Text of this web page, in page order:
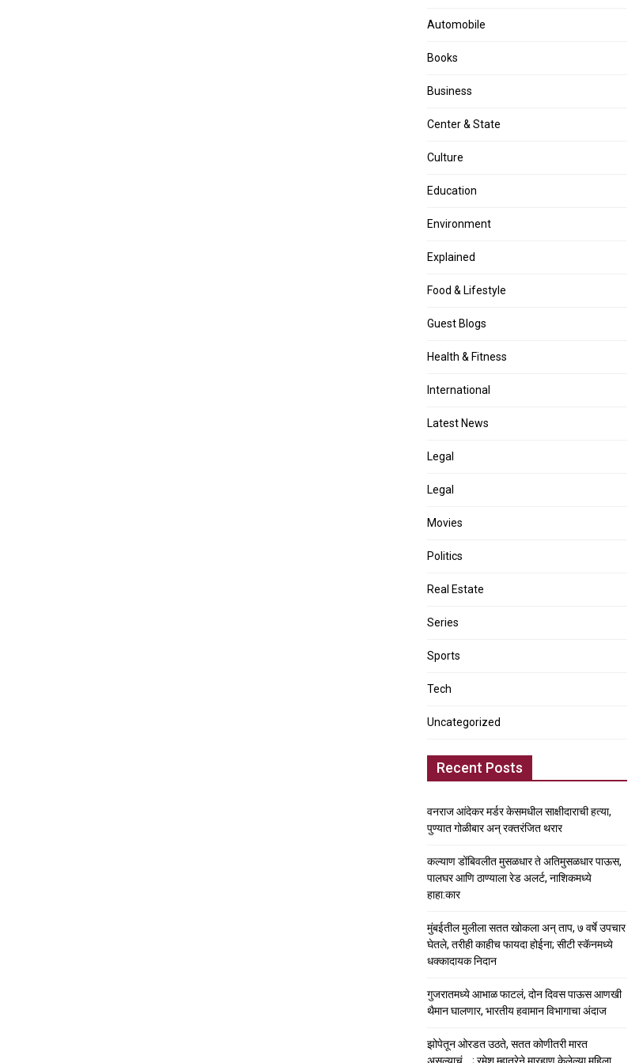
Automobile
Books
Business
Center & State
Culture
Education
Environment
Explained
Food & Lifestyle
Guest Blogs
Health & Fitness
International
Latest News
Legal
Legal
Movies
Politics
Real Estate
Series
Sports
Tech
Uncategorized
Recent Posts
वनराज आंदेकर मर्डर केसमधील साक्षीदाराची हत्या,
पुण्यात गोळीबार अन् रक्तरंजित थरार
कल्याण डोंबिवलीत मुसळधार ते अतिमुसळधार पाऊस,
पालघर आणि ठाण्याला रेड अलर्ट, नाशिकमध्ये
हाहा:कार
मुंबईतील मुलीला सतत खोकला अन् ताप, ७ वर्षे उपचार
घेतले, तरीही काहीच फायदा होईना; सीटी स्कॅनमध्ये
धक्कादायक निदान
गुजरातमध्ये आभाळ फाटलं, दोन दिवस पाऊस आणखी
थैमान घालणार, भारतीय हवामान विभागाचा अंदाज
झोपेतून ओरडत उठते, सतत कोणीतरी मारत